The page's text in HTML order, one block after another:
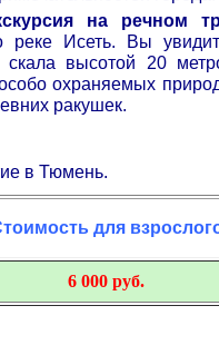
на речном
реке Исеть. Вы
высотой 20
охраняемых
ракушек.
в Тюмень.
для
6 000 руб.